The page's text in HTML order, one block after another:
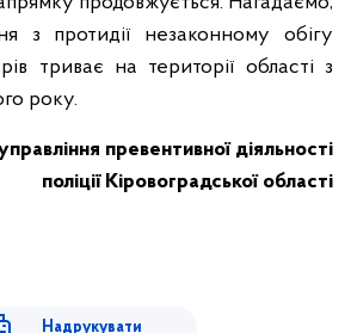
з протидії незаконному обігу
триває на території області з
року.
превентивної діяльності
поліції Кіровоградської області
Надрукувати